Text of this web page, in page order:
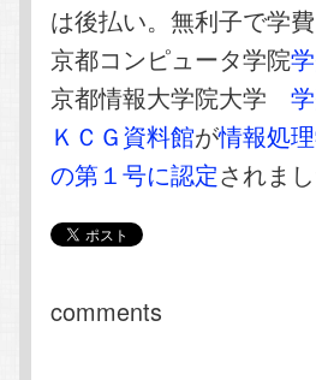
は後払い。無利子で学費
京都コンピュータ学院
京都情報大学院大学
ＫＣＧ資料館が情報処
の第１号に認定されまし
comments